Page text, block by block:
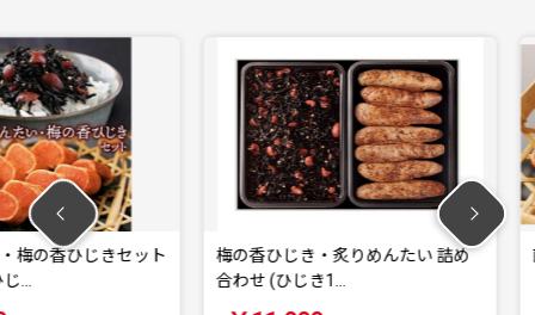
じきセット
梅の香ひじき・炙りめんたい 詰め
合わせ (ひじき1…
直火焼き